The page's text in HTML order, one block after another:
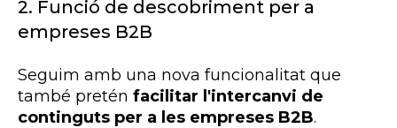
2. Funció de descobriment per a
empreses B2B
Seguim amb una nova funcionalitat que
també pretén facilitar l'intercanvi de
continguts per a les empreses B2B.